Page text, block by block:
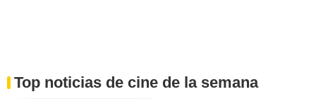
Top noticias de cine de la semana